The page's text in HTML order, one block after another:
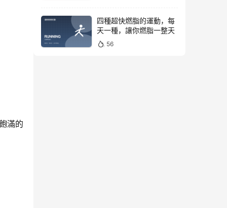
滿的
四種超快燃脂的運動，每
天一種，讓你燃脂一整天
56